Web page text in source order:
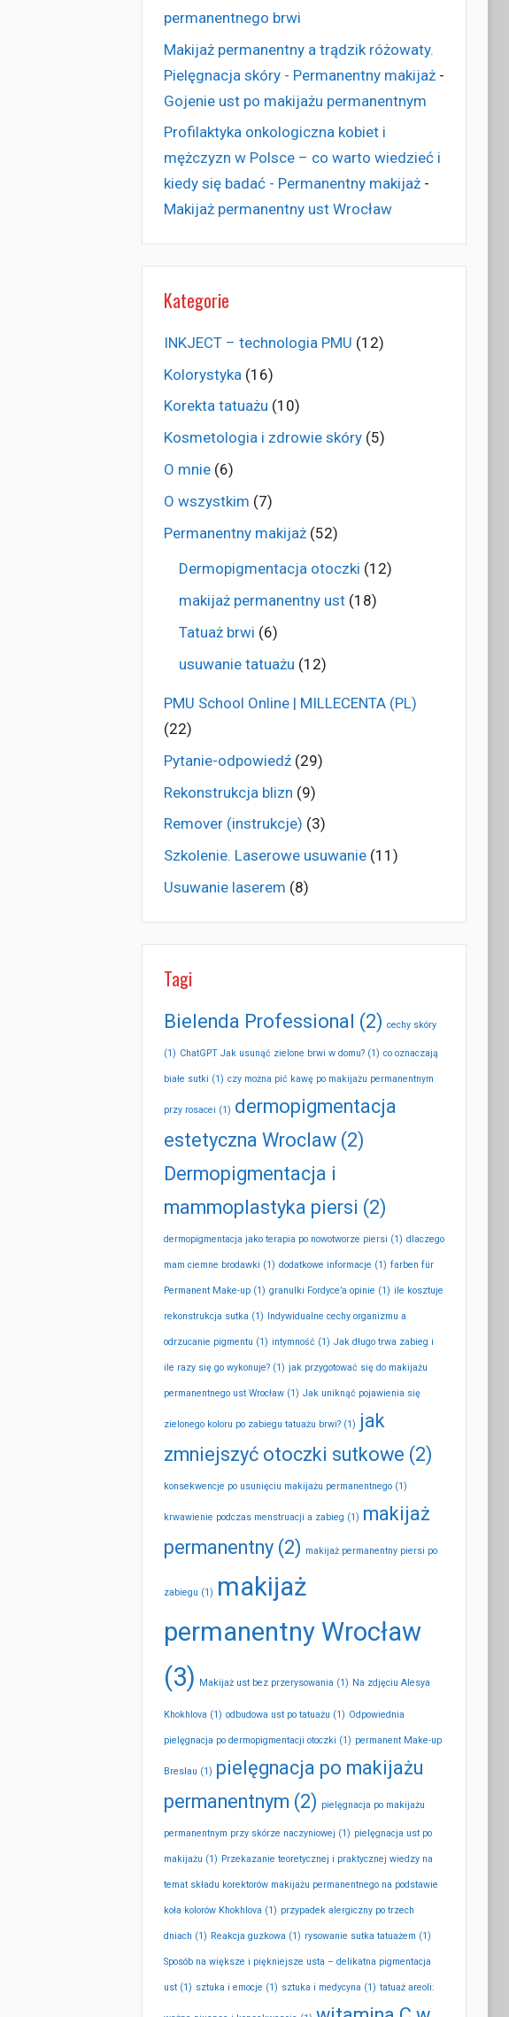
permanentnego brwi
Makijaż permanentny a trądzik różowaty.
Pielęgnacja skóry - Permanentny makijaż-
Gojenie ust po makijażu permanentnym
Profilaktyka onkologiczna kobiet i
mężczyzn w Polsce – co warto wiedzieć i
kiedy się badać - Permanentny makijaż-
Makijaż permanentny ust Wrocław
Kategorie
INKJECT – technologia PMU (12)
Kolorystyka (16)
Korekta tatuażu (10)
Kosmetologia i zdrowie skóry(5)
O mnie(6)
O wszystkim (7)
Permanentny makijaż(52)
Dermopigmentacja otoczki (12)
makijaż permanentny ust(18)
Tatuaż brwi (6)
usuwanie tatuażu (12)
PMU School Online | MILLECENTA (PL)
(22)
Pytanie-odpowiedź(29)
Rekonstrukcja blizn (9)
Remover (instrukcje) (3)
Szkolenie. Laserowe usuwanie(11)
Usuwanie laserem (8)
Tagi
Bielenda Professional (2) cechy skóry
(1) ChatGPT Jak usunąć zielone brwi w domu?(1) co oznaczają
białe sutki (1) czy można pić kawę po makijażu permanentnym
przy rosacei (1) dermopigmentacja
estetyczna Wroclaw(2)
Dermopigmentacja i
mammoplastyka piersi (2)
dermopigmentacja jako terapia po nowotworze piersi (1) dlaczego
mam ciemne brodawki (1) dodatkowe informacje (1) farben für
Permanent Make-up(1) granulki Fordyce’a opinie (1) ile kosztuje
rekonstrukcja sutka (1) Indywidualne cechy organizmu a
odrzucanie pigmentu (1) intymność(1) Jak długo trwa zabieg i
ile razy się go wykonuje?(1) jak przygotować się do makijażu
permanentnego ust Wrocław(1) Jak uniknąć pojawienia się
zielonego koloru po zabiegu tatuażu brwi?(1) jak
zmniejszyć otoczki sutkowe (2)
konsekwencje po usunięciu makijażu permanentnego(1)
krwawienie podczas menstruacji a zabieg (1) makijaż
permanentny(2) makijaż permanentny piersi po
zabiegu (1) makijaż
permanentny Wrocław
(3) Makijaż ust bez przerysowania (1) Na zdjęciu Alesya
Khokhlova (1) odbudowa ust po tatuażu (1) Odpowiednia
pielęgnacja po dermopigmentacji otoczki (1) permanent Make-up
Breslau (1) pielęgnacja po makijażu
permanentnym (2) pielęgnacja po makijażu
permanentnym przy skórze naczyniowej (1) pielęgnacja ust po
makijażu (1) Przekazanie teoretycznej i praktycznej wiedzy na
temat składu korektorów makijażu permanentnego na podstawie
koła kolorów Khokhlova (1) przypadek alergiczny po trzech
dniach (1) Reakcja guzkowa (1) rysowanie sutka tatuażem (1)
Sposób na większe i piękniejsze usta – delikatna pigmentacja
ust(1) sztuka i emocje (1) sztuka i medycyna (1) tatuaż areoli: